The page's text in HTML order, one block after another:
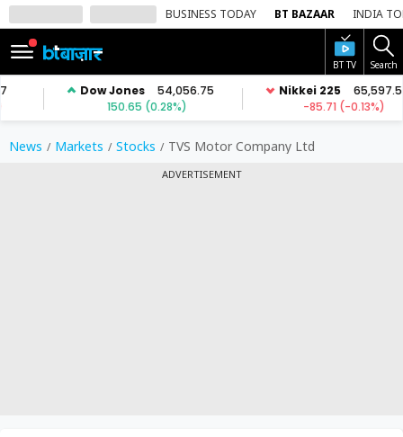
BUSINESS TODAY BT BAZAAR INDIA
BT TV Search
SIGN
IN
Mode
News Markets Stocks TVS Motor Company Ltd
ADVERTISEMENT